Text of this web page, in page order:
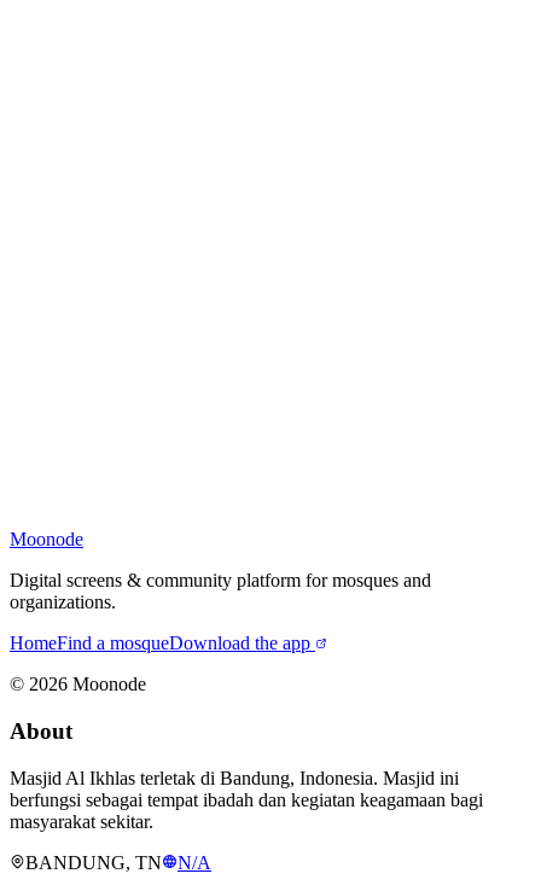
Moonode
Digital screens & community platform for mosques and
organizations.
HomeFind a mosqueDownload the app
© 2026 Moonode
About
Masjid Al Ikhlas terletak di Bandung, Indonesia. Masjid ini
berfungsi sebagai tempat ibadah dan kegiatan keagamaan bagi
masyarakat sekitar.
BANDUNG, TN
N/A